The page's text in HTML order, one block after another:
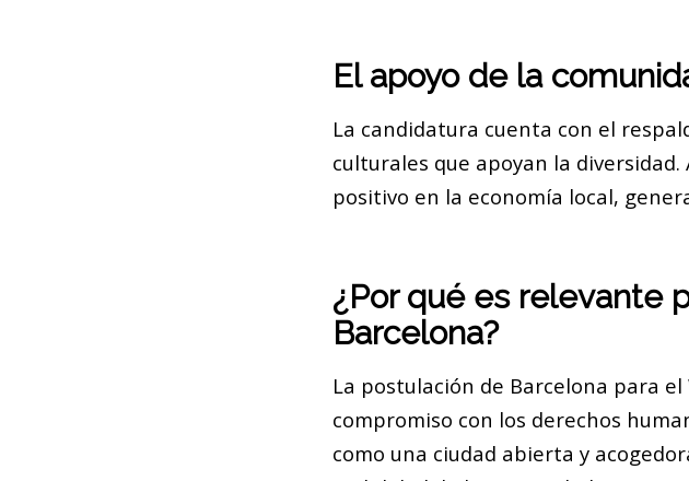
El apoyo de la
La candidatura cuenta con el
culturales que apoyan la
positivo en la economía local,
¿Por qué es relevante
Barcelona?
La postulación de Barcelona para
compromiso con los derechos
como una ciudad abierta y